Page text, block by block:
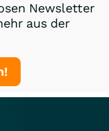
Newsletter
aus der